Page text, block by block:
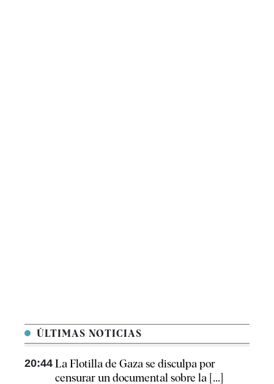
ÚLTIMAS NOTICIAS
20:44 La Flotilla de Gaza se disculpa por
censurar un documental sobre la [...]